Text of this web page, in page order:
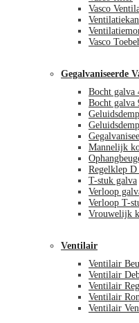
Vasco
Vasco
Gegalvaniseerde
Bocht galva
Bocht galva
Mannelijk
Regelklep D
T-stuk galva
Verloop
Verloop T-
Vrouwelijk
Ventilair
Ventilair
Ventilair
Ventilair
Ventilair
Ventilair